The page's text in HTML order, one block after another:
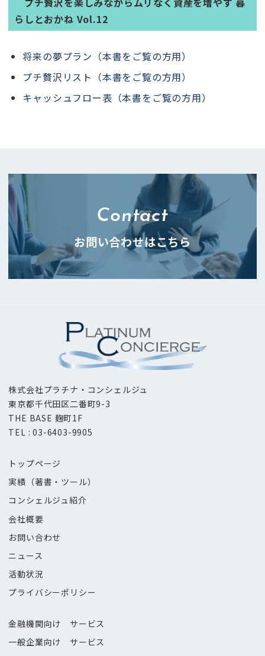
らしとおかね Vol.12
将来の夢プラン（本書をご覧の方用）
プチ贅沢リスト（本書をご覧の方用）
キャッシュフロー表（本書をご覧の方用）
Contact
お問い合わせはこちら
株式会社プラチナ・コンシェルジュ
東京都千代田区二番町9-3
THE BASE 麹町1F
TEL : 03-6403-9905
トップページ
実績（著書・ツール）
コンシェルジュ紹介
会社概要
お問い合わせ
ニュース
活動状況
プライバシーポリシー
金融機関向け サービス
一般企業向け サービス